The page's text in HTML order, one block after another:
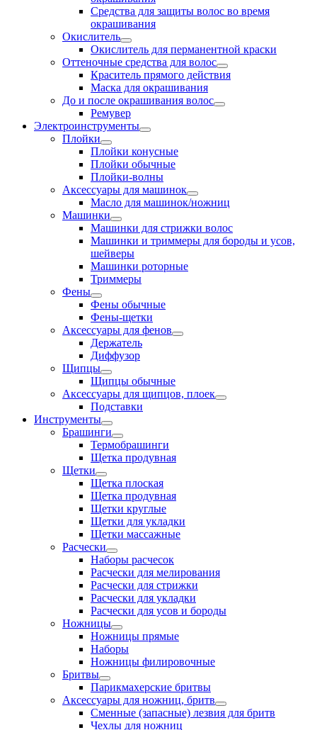
Средства для защиты волос во время
окрашивания
Окислитель
Окислитель для перманентной краски
Оттеночные средства для волос
Краситель прямого действия
Маска для окрашивания
До и после окрашивания волос
Ремувер
Электроинструменты
Плойки
Плойки конусные
Плойки обычные
Плойки-волны
Аксессуары для машинок
Масло для машинок/ножниц
Машинки
Машинки для стрижки волос
Машинки и триммеры для бороды и усов,
шейверы
Машинки роторные
Триммеры
Фены
Фены обычные
Фены-щетки
Аксессуары для фенов
Держатель
Диффузор
Щипцы
Щипцы обычные
Аксессуары для щипцов, плоек
Подставки
Инструменты
Брашинги
Термобрашинги
Щетка продувная
Щетки
Щетка плоская
Щетка продувная
Щетки круглые
Щетки для укладки
Щетки массажные
Расчески
Наборы расчесок
Расчески для мелирования
Расчески для стрижки
Расчески для укладки
Расчески для усов и бороды
Ножницы
Ножницы прямые
Наборы
Ножницы филировочные
Бритвы
Парикмахерские бритвы
Аксессуары для ножниц, бритв
Сменные (запасные) лезвия для бритв
Чехлы для ножниц